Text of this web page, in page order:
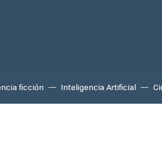
ficción Inteligencia Artificial